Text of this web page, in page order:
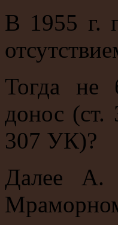
В 1955 г.
Тогда не
донос
307 УК)?
Далее А.